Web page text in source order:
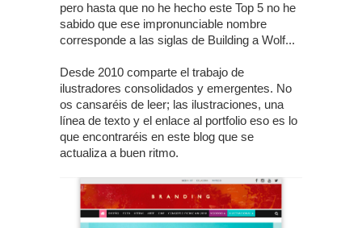
pero hasta que no he hecho este Top 5 no he
sabido que ese impronunciable nombre
corresponde a las siglas de Building a Wolf...
Desde 2010 comparte el trabajo de
ilustradores consolidados y emergentes. No
os cansaréis de leer; las ilustraciones, una
línea de texto y el enlace al portfolio eso es lo
que encontraréis en este blog que se
actualiza a buen ritmo.